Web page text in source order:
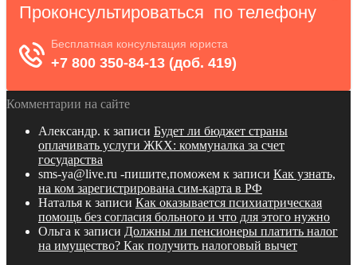
Комментарии на сайте
Александр. к записи Будет ли бюджет страны
оплачивать услуги ЖКХ: коммуналка за счет
государства
sms-ya@live.ru -пишите,поможем к записи Как узнать,
на ком зарегистрирована сим-карта в РФ
Наталья к записи Как оказывается психиатрическая
помощь без согласия больного и что для этого нужно
Ольга к записи Должны ли пенсионеры платить налог
на имущество? Как получить налоговый вычет